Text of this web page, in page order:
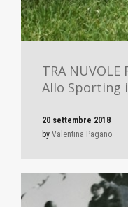
TRA NUVOLE
Allo Sporting
20 settembre 2018
by Valentina Pagano